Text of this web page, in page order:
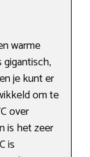
warme
je kunt er
om te
over
is het zeer
is